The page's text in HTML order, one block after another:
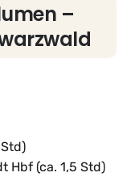
–
Hbf (ca. 1,5 Std)